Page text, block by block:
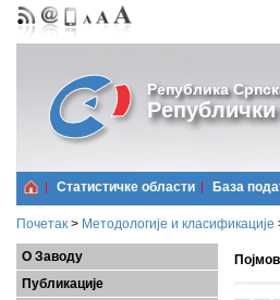
Република
Републички
Статистичке области Базa
Почетак > Методологије и класификације
О Заводу
Публикације